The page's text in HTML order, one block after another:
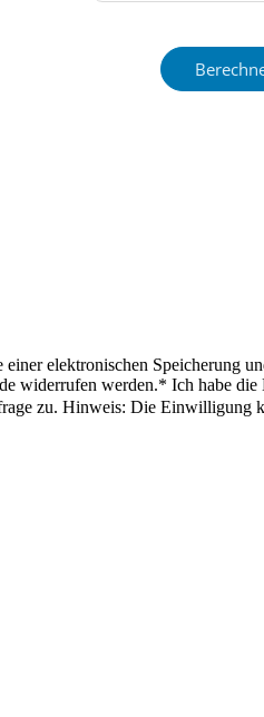
elektronischen
widerrufen werden.* Ich habe die
zu. Hinweis: Die